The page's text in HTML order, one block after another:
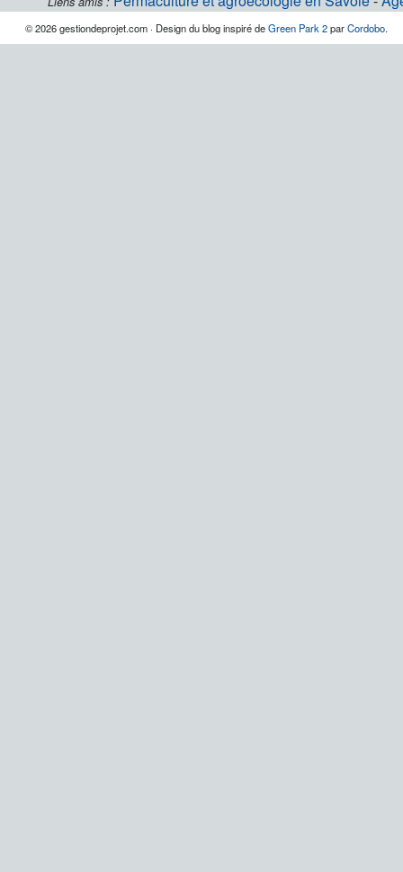
© 2026 gestiondeprojet.com · Design du blog inspiré deGreen Park 2parCordobo.